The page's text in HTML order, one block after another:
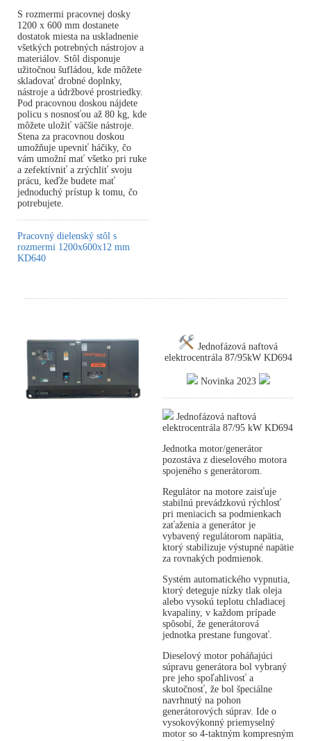
S rozmermi pracovnej dosky
1200 x 600 mm dostanete
dostatok miesta na uskladnenie
všetkých potrebných nástrojov a
materiálov. Stôl disponuje
užitočnou šufládou, kde môžete
skladovať drobné doplnky,
nástroje a údržbové prostriedky.
Pod pracovnou doskou nájdete
policu s nosnosťou až 80 kg, kde
môžete uložiť väčšie nástroje.
Stena za pracovnou doskou
umožňuje upevniť háčiky, čo
vám umožní mať všetko pri ruke
a zefektívniť a zrýchliť svoju
prácu, keďže budete mať
jednoduchý prístup k tomu, čo
potrebujete.
Pracovný dielenský stôl s
rozmermi 1200x600x12 mm
KD640
Jednofázová naftová
elektrocentrála 87/95kW KD694
Novinka 2023
Jednofázová naftová
elektrocentrála 87/95 kW KD694
Jednotka motor/generátor
pozostáva z dieselového motora
spojeného s generátorom.
Regulátor na motore zaisťuje
stabilnú prevádzkovú rýchlosť
pri meniacich sa podmienkach
zaťaženia a generátor je
vybavený regulátorom napätia,
ktorý stabilizuje výstupné napätie
za rovnakých podmienok.
Systém automatického vypnutia,
ktorý deteguje nízky tlak oleja
alebo vysokú teplotu chladiacej
kvapaliny, v každom prípade
spôsobí, že generátorová
jednotka prestane fungovať.
Dieselový motor poháňajúci
súpravu generátora bol vybraný
pre jeho spoľahlivosť a
skutočnosť, že bol špeciálne
navrhnutý na pohon
generátorových súprav. Ide o
vysokovýkonný priemyselný
motor so 4-taktným kompresným